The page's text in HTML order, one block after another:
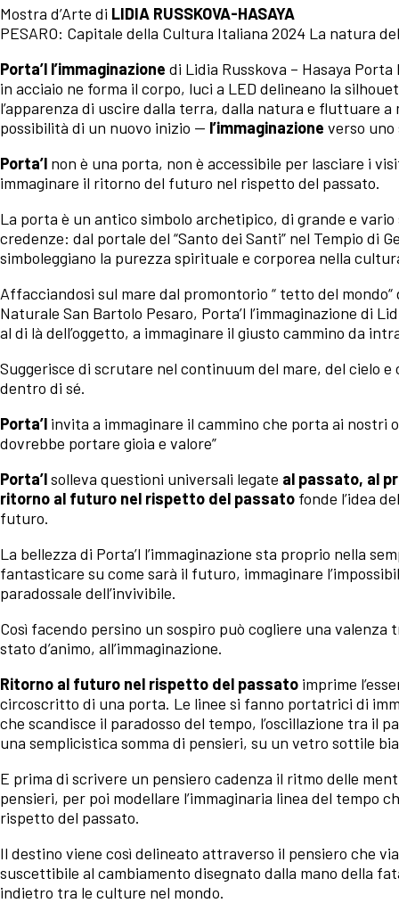
Mostra d’Arte di LIDIA RUSSKOVA-HASAYA
PESARO: Capitale della Cultura Italiana 2024 La natura
Porta’l l’immaginazione di Lidia Russkova – Hasaya
in acciaio ne forma il corpo, luci a LED delineano la
l’apparenza di uscire dalla terra, dalla natura e fluttuare a
possibilità di un nuovo inizio — l’immaginazione verso
Porta’l non è una porta, non è accessibile per lasciare i
immaginare il ritorno del futuro nel rispetto del passato.
La porta è un antico simbolo archetipico, di grande e
credenze: dal portale del “Santo dei Santi” nel Tempio di
simboleggiano la purezza spirituale e corporea nella
Affacciandosi sul mare dal promontorio “ tetto del mondo“
Naturale San Bartolo Pesaro, Porta’l l’immaginazione di
al di là dell’oggetto, a immaginare il giusto cammino da
Suggerisce di scrutare nel continuum del mare, del cielo
dentro di sé.
Porta’l invita a immaginare il cammino che porta ai nostri
dovrebbe portare gioia e valore”
Porta’lsolleva questioni universali legate al passato, al
ritorno al futuro nel rispetto del passato fonde l’idea
futuro.
La bellezza di Porta’l l’immaginazione sta proprio nella
fantasticare su come sarà il futuro, immaginare
paradossale dell’invivibile.
Così facendo persino un sospiro può cogliere una
stato d’animo, all’immaginazione.
Ritorno al futuro nel rispetto del passato imprime
circoscritto di una porta. Le linee si fanno portatrici di
che scandisce il paradosso del tempo, l’oscillazione tra il
una semplicistica somma di pensieri, su un vetro sottile
E prima di scrivere un pensiero cadenza il ritmo delle
pensieri, per poi modellare l’immaginaria linea del tempo
rispetto del passato.
Il destino viene così delineato attraverso il pensiero che
suscettibile al cambiamento disegnato dalla mano della
indietro tra le culture nel mondo.